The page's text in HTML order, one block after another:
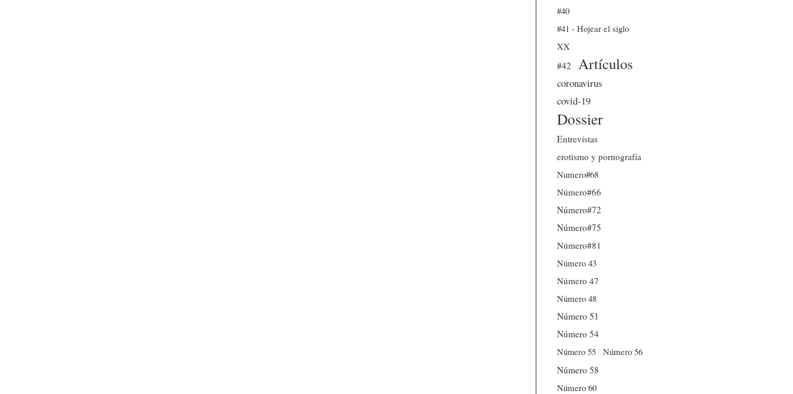
#40
#41 - Hojear el siglo
XX
#42
Artículos
coronavirus
covid-19
Dossier
Entrevistas
erotismo y pornografía
Numero#68
Número#66
Número#72
Número#75
Número#81
Número 43
Número 47
Número 48
Número 51
Número 54
Número 55
Número 56
Número 58
Número 60